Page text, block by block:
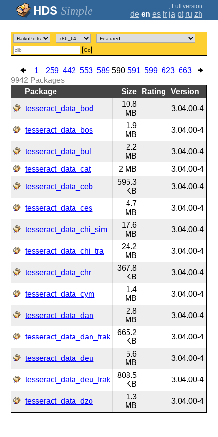
Simple ; Full version
de en es fr ja pt ru zh
Go
1 259 442 553 589 590 591 599 623 663
9942 Packages
Package
Size Rating Version
tesseract_data_bod
10.8
MB
3.04.00-4
tesseract_data_bos
1.9
MB
3.04.00-4
tesseract_data_bul
2.2
MB
3.04.00-4
tesseract_data_cat 2 MB 3.04.00-4
tesseract_data_ceb
595.3
KB
3.04.00-4
tesseract_data_ces
4.7
MB
3.04.00-4
tesseract_data_chi_sim
17.6
MB
3.04.00-4
tesseract_data_chi_tra
24.2
MB
3.04.00-4
tesseract_data_chr
367.8
KB
3.04.00-4
tesseract_data_cym
1.4
MB
3.04.00-4
tesseract_data_dan
2.8
MB
3.04.00-4
tesseract_data_dan_frak
665.2
KB
3.04.00-4
tesseract_data_deu
5.6
MB
3.04.00-4
tesseract_data_deu_frak
808.5
KB
3.04.00-4
tesseract_data_dzo
1.3
MB
3.04.00-4